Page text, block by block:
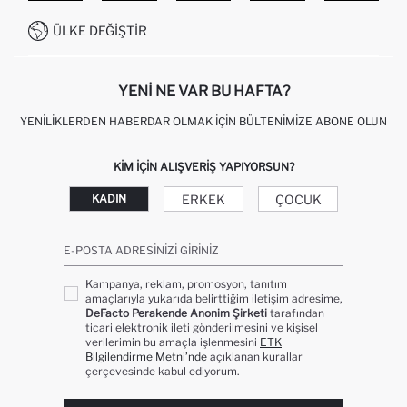
İŞLEM REHBERI
KAMPANYALAR
0850 333 22 86
ÜLKE DEĞIŞTIR
YENI NE VAR BU HAFTA?
YENILIKLERDEN HABERDAR OLMAK İÇIN BÜLTENIMIZE ABONE OLUN
KIM IÇIN ALIŞVERIŞ YAPIYORSUN?
KADIN ERKEK ÇOCUK
E-POSTA ADRESINIZI GIRINIZ
Kampanya, reklam, promosyon, tanıtım
amaçlarıyla yukarıda belirttiğim iletişim adresime,
DeFacto Perakende Anonim Şirketi tarafından
ticari elektronik ileti gönderilmesini ve kişisel
verilerimin bu amaçla işlenmesini ETK
Bilgilendirme Metni’nde açıklanan kurallar
çerçevesinde kabul ediyorum.